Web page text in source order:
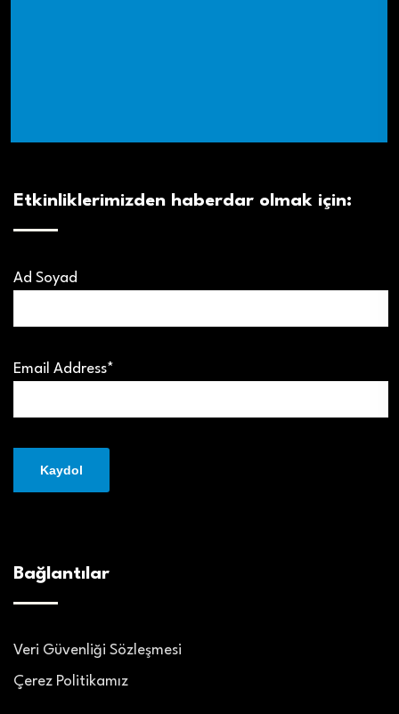
Etkinliklerimizden haberdar olmak için:
Ad Soyad
Email Address*
Bağlantılar
Veri Güvenliği Sözleşmesi
Çerez Politikamız